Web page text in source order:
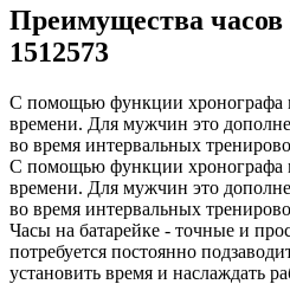
Преимущества часов
1512573
С помощью функции хронографа
времени. Для мужчин это
во время интервальных
С помощью функции хронографа
времени. Для мужчин это
во время интервальных
Часы на батарейке - точные и
потребуется постоянно
установить время и наслаждать